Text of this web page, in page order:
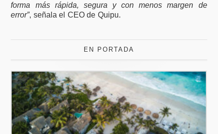
forma más rápida, segura y con menos margen de
error”, señala el CEO de Quipu.
EN PORTADA